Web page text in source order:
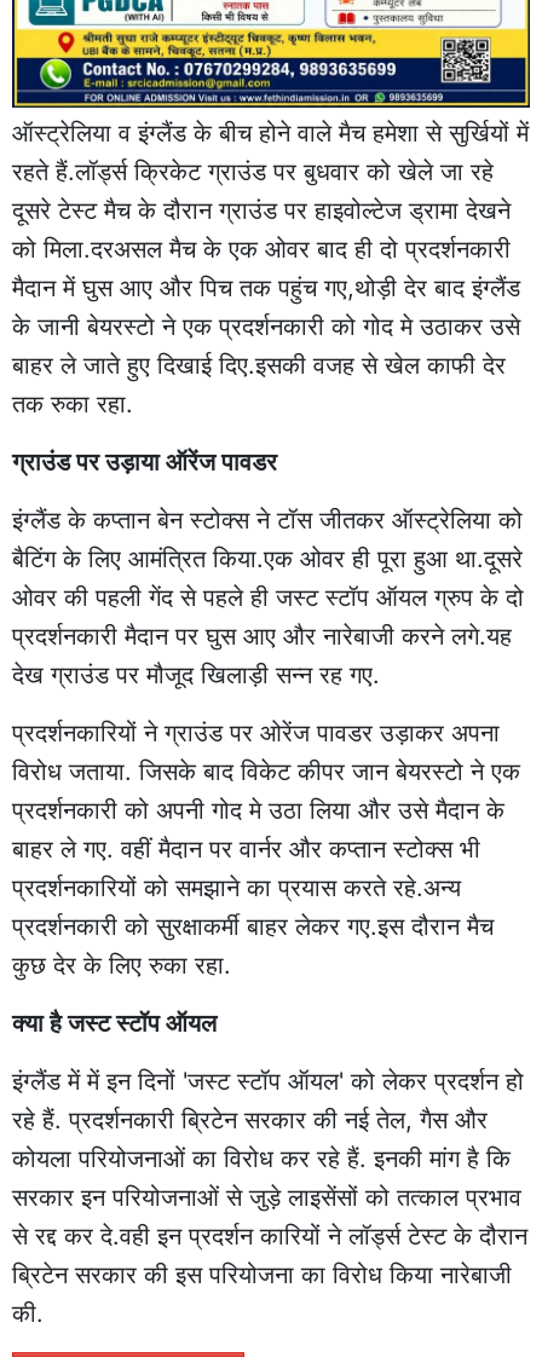
ऑस्ट्रेलिया व इंग्लैंड के बीच होने वाले मैच हमेशा से सुर्खियों में
रहते हैं.लॉर्ड्स क्रिकेट ग्राउंड पर बुधवार को खेले जा रहे
दूसरे टेस्ट मैच के दौरान ग्राउंड पर हाइवोल्टेज ड्रामा देखने
को मिला.दरअसल मैच के एक ओवर बाद ही दो प्रदर्शनकारी
मैदान में घुस आए और पिच तक पहुंच गए,थोड़ी देर बाद इंग्लैंड
के जानी बेयरस्टो ने एक प्रदर्शनकारी को गोद मे उठाकर उसे
बाहर ले जाते हुए दिखाई दिए.इसकी वजह से खेल काफी देर
तक रुका रहा.
ग्राउंड पर उड़ाया ऑरेंज पावडर
इंग्लैंड के कप्तान बेन स्टोक्स ने टॉस जीतकर ऑस्ट्रेलिया को
बैटिंग के लिए आमंत्रित किया.एक ओवर ही पूरा हुआ था.दूसरे
ओवर की पहली गेंद से पहले ही जस्ट स्टॉप ऑयल ग्रुप के दो
प्रदर्शनकारी मैदान पर घुस आए और नारेबाजी करने लगे.यह
देख ग्राउंड पर मौजूद खिलाड़ी सन्न रह गए.
प्रदर्शनकारियों ने ग्राउंड पर ओरेंज पावडर उड़ाकर अपना
विरोध जताया. जिसके बाद विकेट कीपर जान बेयरस्टो ने एक
प्रदर्शनकारी को अपनी गोद मे उठा लिया और उसे मैदान के
बाहर ले गए. वहीं मैदान पर वार्नर और कप्तान स्टोक्स भी
प्रदर्शनकारियों को समझाने का प्रयास करते रहे.अन्य
प्रदर्शनकारी को सुरक्षाकर्मी बाहर लेकर गए.इस दौरान मैच
कुछ देर के लिए रुका रहा.
क्या है जस्ट स्टॉप ऑयल
इंग्लैंड में में इन दिनों 'जस्ट स्टॉप ऑयल' को लेकर प्रदर्शन हो
रहे हैं. प्रदर्शनकारी ब्रिटेन सरकार की नई तेल, गैस और
कोयला परियोजनाओं का विरोध कर रहे हैं. इनकी मांग है कि
सरकार इन परियोजनाओं से जुड़े लाइसेंसों को तत्काल प्रभाव
से रद्द कर दे.वही इन प्रदर्शन कारियों ने लॉर्ड्स टेस्ट के दौरान
ब्रिटेन सरकार की इस परियोजना का विरोध किया नारेबाजी
की.